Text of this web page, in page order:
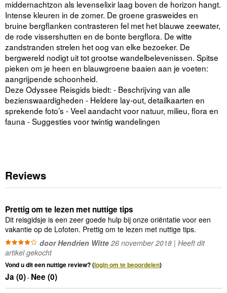
middernachtzon als levenselixir laag boven de horizon hangt.
Intense kleuren in de zomer. De groene grasweides en
bruine bergflanken contrasteren fel met het blauwe zeewater,
de rode vissershutten en de bonte bergflora. De witte
zandstranden strelen het oog van elke bezoeker. De
bergwereld nodigt uit tot grootse wandelbelevenissen. Spitse
pieken om je heen en blauwgroene baaien aan je voeten:
aangrijpende schoonheid.
Deze Odyssee Reisgids biedt: - Beschrijving van alle
bezienswaardigheden - Heldere lay-out, detailkaarten en
sprekende foto’s - Veel aandacht voor natuur, milieu, flora en
fauna - Suggesties voor twintig wandelingen
Reviews
Prettig om te lezen met nuttige tips
Dit reisgidsje is een zeer goede hulp bij onze oriëntatie voor een
vakantie op de Lofoten. Prettig om te lezen met nuttige tips.
door Hendrien Witte 26 november 2018 | Heeft dit
artikel gekocht
Vond u dit een nuttige review? (login om te beoordelen)
Ja (0)- Nee (0)